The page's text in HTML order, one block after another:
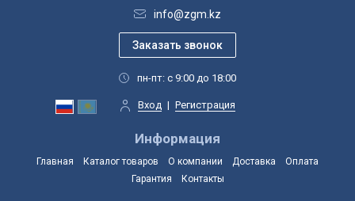
info@zgm.kz
пн-пт: с 9:00 до 18:00
Вход | Регистрация
Информация
Главная Каталог товаров О компании Доставка
Оплата
Гарантия
Контакты